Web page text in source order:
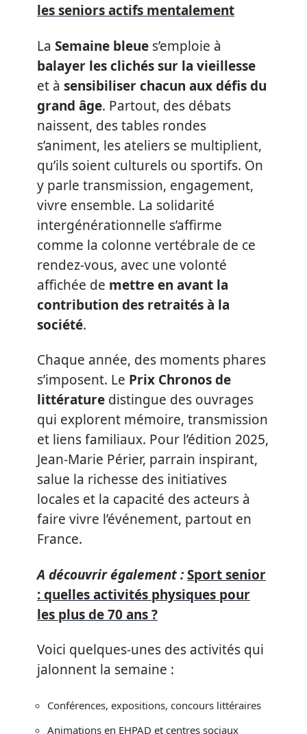
les seniors actifs mentalement
La Semaine bleue s’emploie à
balayer les clichés sur la vieillesse
et à sensibiliser chacun aux défis du
grand âge. Partout, des débats
naissent, des tables rondes
s’animent, les ateliers se multiplient,
qu’ils soient culturels ou sportifs. On
y parle transmission, engagement,
vivre ensemble. La solidarité
intergénérationnelle s’affirme
comme la colonne vertébrale de ce
rendez-vous, avec une volonté
affichée de mettre en avant la
contribution des retraités à la
société.
Chaque année, des moments phares
s’imposent. Le Prix Chronos de
littérature distingue des ouvrages
qui explorent mémoire, transmission
et liens familiaux. Pour l’édition 2025,
Jean-Marie Périer, parrain inspirant,
salue la richesse des initiatives
locales et la capacité des acteurs à
faire vivre l’événement, partout en
France.
A découvrir également :Sport senior
: quelles activités physiques pour
les plus de 70 ans ?
Voici quelques-unes des activités qui
jalonnent la semaine :
Conférences, expositions, concours littéraires
Animations en EHPAD et centres sociaux